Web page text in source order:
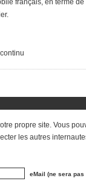
français, en terme
propre site. Vous
les autres
eMail (ne sera